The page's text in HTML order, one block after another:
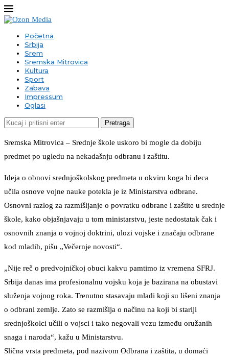
Početna
Srbija
Srem
Sremska Mitrovica
Kultura
Sport
Zabava
Impressum
Oglasi
Pretraga
Sremska Mitrovica – Srednje škole uskoro bi mogle da dobiju
predmet po ugledu na nekadašnju odbranu i zaštitu.
Ideja o obnovi srednjoškolskog predmeta u okviru koga bi deca
učila osnove vojne nauke potekla je iz Ministarstva odbrane.
Osnovni razlog za razmišljanje o povratku odbrane i zaštite u srednje
škole, kako objašnjavaju u tom ministarstvu, jeste nedostatak čak i
osnovnih znanja o vojnoj doktrini, ulozi vojske i značaju odbrane
kod mladih, pišu „Večernje novosti“.
„Nije reč o predvojničkoj obuci kakvu pamtimo iz vremena SFRJ.
Srbija danas ima profesionalnu vojsku koja je bazirana na obustavi
služenja vojnog roka. Trenutno stasavaju mladi koji su lišeni znanja
o odbrani zemlje. Zato se razmišlja o načinu na koji bi stariji
srednjoškolci učili o vojsci i tako negovali vezu između oružanih
snaga i naroda“, kažu u Ministarstvu.
Slična vrsta predmeta, pod nazivom Odbrana i zaštita, u domaći